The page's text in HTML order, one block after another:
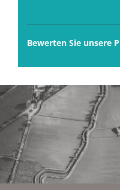
Bewerten Sie unsere